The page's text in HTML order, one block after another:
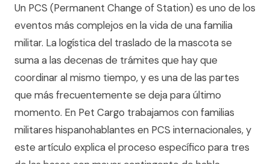
Un PCS (Permanent Change of Station) es uno de los
eventos más complejos en la vida de una familia
militar. La logística del traslado de la mascota se
suma a las decenas de trámites que hay que
coordinar al mismo tiempo, y es una de las partes
que más frecuentemente se deja para último
momento. En Pet Cargo trabajamos con familias
militares hispanohablantes en PCS internacionales, y
este artículo explica el proceso específico para tres